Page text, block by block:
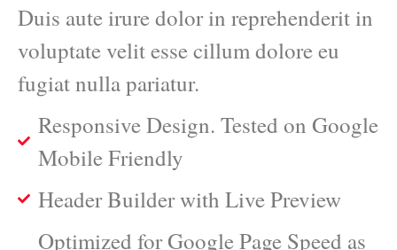
Duis aute irure dolor in reprehenderit in
voluptate velit esse cillum dolore eu
fugiat nulla pariatur.
Responsive Design. Tested on Google
Mobile Friendly
Header Builder with Live Preview
Optimized for Google Page Speed as